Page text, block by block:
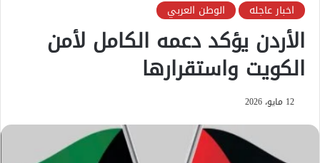
اخبار عاجله الوطن العربي
الأردن يؤكد دعمه الكامل لأمن
الكويت واستقرارها
12 مايو، 2026